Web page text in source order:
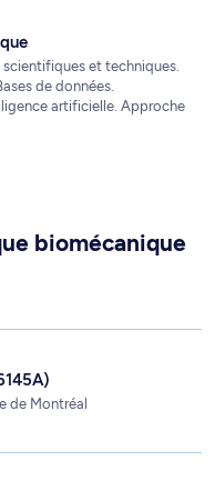
et techniques.
de données.
artificielle. Approche
biomécanique
de Montréal